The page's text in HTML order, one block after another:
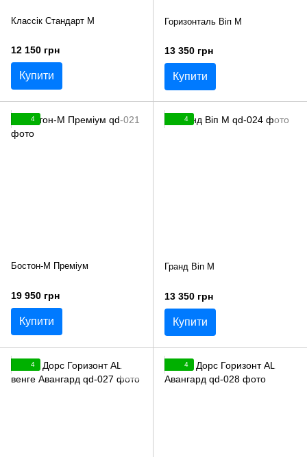
Классік Стандарт М
12 150 грн
Купити
Горизонталь Віп М
13 350 грн
Купити
4
Бостон-М Преміум
19 950 грн
Купити
4
Гранд Віп М
13 350 грн
Купити
4 4